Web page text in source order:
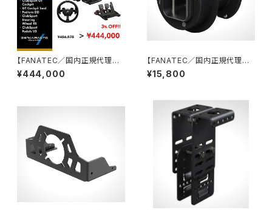
【FANATEC／国内正規代理店】
GT Cookpit Podium DD RS
オリジナルバンドルセット
¥444,000
【FANATEC／国内正規代理店】
QR2 Wheel-side
¥15,800